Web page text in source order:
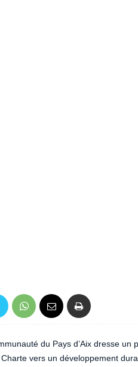
du Pays d’Aix dresse un
vers un développement